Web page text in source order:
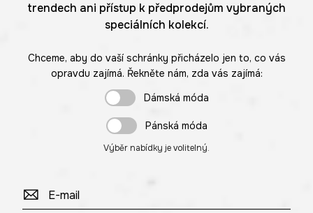
trendech ani přístup k předprodejům vybraných
speciálních kolekcí.
Chceme, aby do vaší schránky přicházelo jen to, co vás
opravdu zajímá. Řekněte nám, zda vás zajímá:
Dámská móda
Pánská móda
Výběr nabídky je volitelný.